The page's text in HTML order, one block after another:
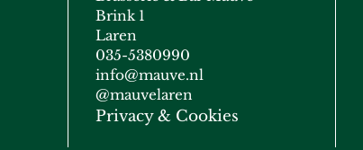
Brink 1
Laren
035-5380990
info@mauve.nl
@mauvelaren
Privacy & Cookies